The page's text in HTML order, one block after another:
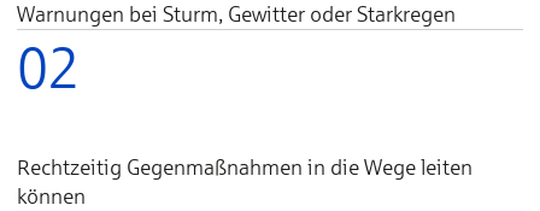
Warnungen bei Sturm, Gewitter oder Starkregen
02
Rechtzeitig Gegenmaßnahmen in die Wege leiten
können